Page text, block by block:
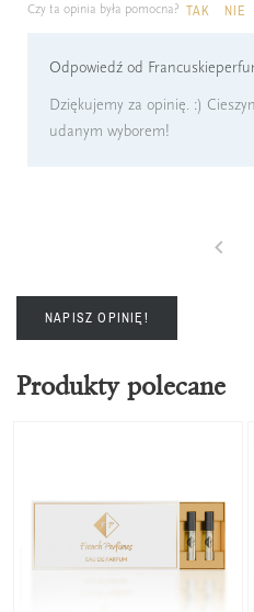
Czy ta opinia była pomocna? TAK NIE
Odpowiedź od
Dziękujemy za opinię. :)
udanym wyborem!
NAPISZ OPINIĘ!
Produkty polecane